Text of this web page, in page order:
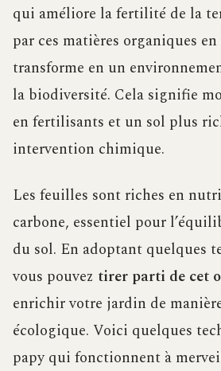
qui améliore la fertilité de la
par ces matières organiques
transforme en un
la biodiversité. Cela signifie
en fertilisants et un sol plus
intervention chimique.
Les feuilles sont riches en
carbone, essentiel pour
du sol. En adoptant quelques
vous pouvez tirer parti de cet
enrichir votre jardin de
écologique. Voici quelques
papy qui fonctionnent à